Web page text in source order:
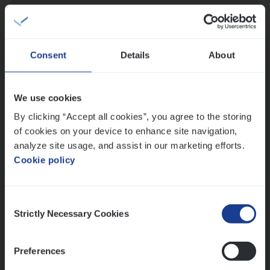
Consent Details About
We use cookies
By clicking “Accept all cookies”, you agree to the storing
of cookies on your device to enhance site navigation,
analyze site usage, and assist in our marketing efforts.
Cookie policy
Selection
Strictly Necessary Cookies
Preferences
Claims­hand­ler Fleet&Bike
Claims Management
Antwerpen
(Agi­le)ITPro­ject Manager
IT, Change & Innovation
Antwerpen
Mathias houdt van diepgaande dossiers én droge